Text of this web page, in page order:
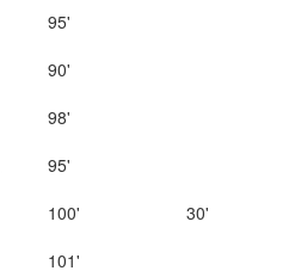
95'
90'
98'
95'
100'
30'
101'